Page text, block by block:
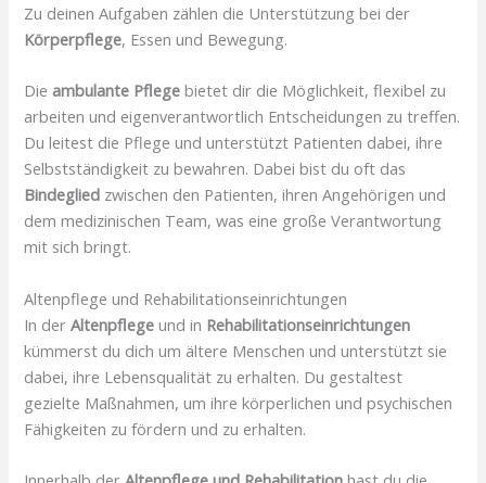
Zu deinen Aufgaben zählen die Unterstützung bei der
Körperpflege, Essen und Bewegung.
Die ambulante Pflege bietet dir die Möglichkeit, flexibel zu
arbeiten und eigenverantwortlich Entscheidungen zu treffen.
Du leitest die Pflege und unterstützt Patienten dabei, ihre
Selbstständigkeit zu bewahren. Dabei bist du oft das
Bindeglied zwischen den Patienten, ihren Angehörigen und
dem medizinischen Team, was eine große Verantwortung
mit sich bringt.
Altenpflege und Rehabilitationseinrichtungen
In derAltenpflege und in Rehabilitationseinrichtungen
kümmerst du dich um ältere Menschen und unterstützt sie
dabei, ihre Lebensqualität zu erhalten. Du gestaltest
gezielte Maßnahmen, um ihre körperlichen und psychischen
Fähigkeiten zu fördern und zu erhalten.